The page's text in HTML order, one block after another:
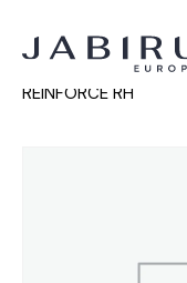
Accueil Non classé
REINFORCE RH